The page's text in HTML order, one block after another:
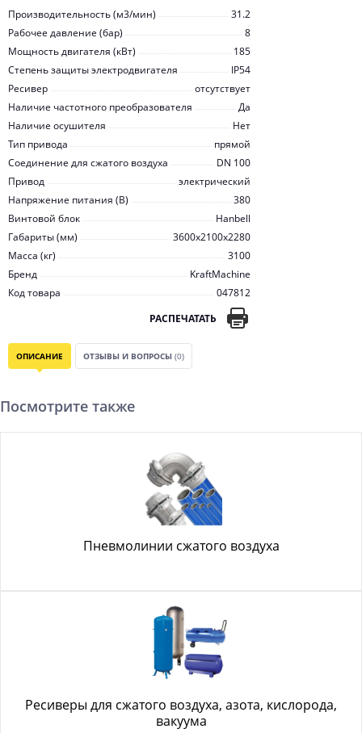
Производительность (м3/мин)
31.2
Рабочее давление (бар)
8
Мощность двигателя (кВт)
185
Степень защиты электродвигателя
IP54
Ресивер
отсутствует
Наличие частотного преобразователя
Да
Наличие осушителя
Нет
Тип привода
прямой
Соединение для сжатого воздуха
DN 100
Привод
электрический
Напряжение питания (В)
380
Винтовой блок
Hanbell
Габариты (мм)
3600x2100x2280
Масса (кг)
3100
Бренд
KraftMachine
Код товара
047812
РАСПЕЧАТАТЬ
ОПИСАНИЕ ОТЗЫВЫ И ВОПРОСЫ (0)
Посмотрите также
Пневмолинии сжатого воздуха
Ресиверы для сжатого воздуха, азота, кислорода,
вакуума